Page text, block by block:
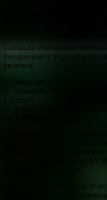
Согласно сообщению
внедренные в ходе апгрейда
включая:
кошельки в виде смарт-
удвоение объема
L2-сетей;
изменение кодовой базы
Одной из причин отказа от
Виталика Бутерина о